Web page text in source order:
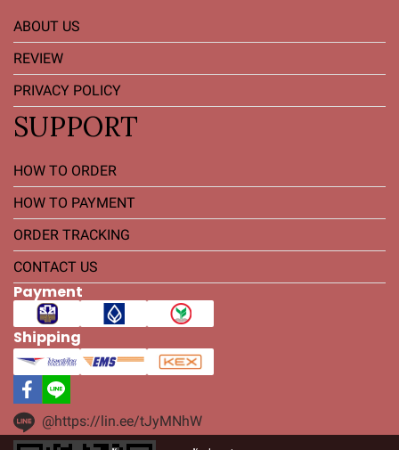
ABOUT US
REVIEW
PRIVACY POLICY
SUPPORT
HOW TO ORDER
HOW TO PAYMENT
ORDER TRACKING
CONTACT US
Payment
Shipping
@https://lin.ee/tJyMNhW